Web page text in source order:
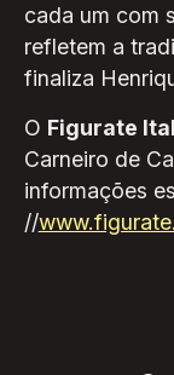
cada um com
refletem a
finaliza
O Figurate
Carneiro de
informações
//